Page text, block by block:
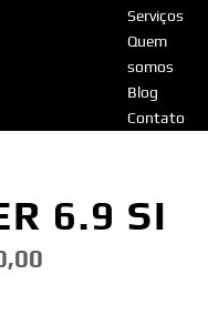
Serviços
Quem
somos
Blog
Contato
6.9 SI